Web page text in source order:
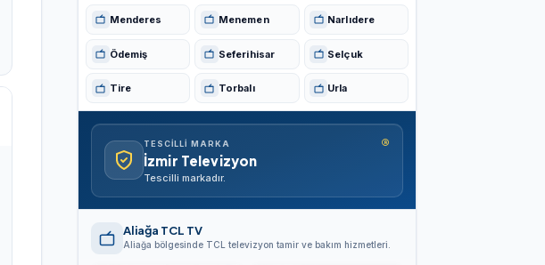
Menderes Menemen Narlıdere
Ödemiş Seferihisar Selçuk
Tire Torbalı Urla
TESCILLI MARKA
İzmir Televizyon
Tescilli markadır.
®
Aliağa TCL TV
Aliağa bölgesinde TCL televizyon tamir ve bakım hizmetleri.